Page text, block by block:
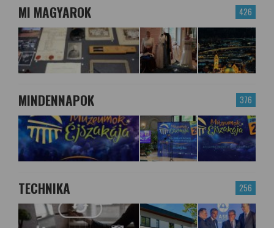
426
MI MAGYAROK
376
MINDENNAPOK
256
TECHNIKA